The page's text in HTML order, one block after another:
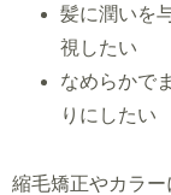
髪に潤いを
視したい
なめらかで
りにしたい
縮毛矯正やカラ